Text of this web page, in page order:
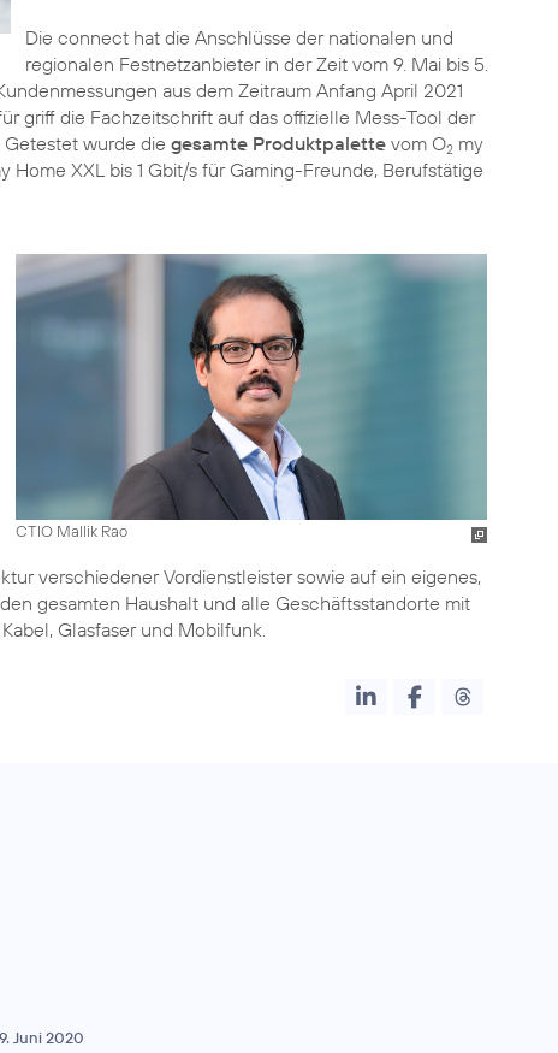
Die connect hat die Anschlüsse der nationalen und
regionalen Festnetzanbieter in der Zeit vom 9. Mai bis 5.
aus dem Zeitraum Anfang April 2021
griff die Fachzeitschrift auf das offizielle Mess-Tool der
wurde die gesamte Produktpalette vom O2 my
Home XXL bis 1 Gbit/s für Gaming-Freunde, Berufstätige
CTIO Mallik Rao
verschiedener Vordienstleister sowie auf ein eigenes,
gesamten Haushalt und alle Geschäftsstandorte mit
Glasfaser und Mobilfunk.
Juni 2020